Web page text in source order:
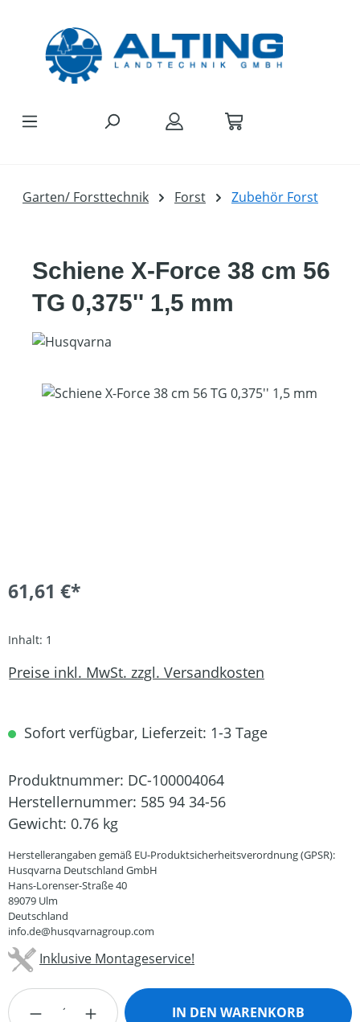
Garten/ Forsttechnik Forst Zubehör Forst
Schiene X-Force 38 cm 56
TG 0,375'' 1,5 mm
Bildergalerie überspringen
61,61 €*
Inhalt: 1
Preise inkl. MwSt. zzgl. Versandkosten
Sofort verfügbar, Lieferzeit: 1-3 Tage
Produktnummer: DC-100004064
Herstellernummer: 585 94 34-56
Gewicht: 0.76 kg
Herstellerangaben gemäß EU-Produktsicherheitsverordnung (GPSR):
Husqvarna Deutschland GmbH
Hans-Lorenser-Straße 40
89079 Ulm
Deutschland
info.de@husqvarnagroup.com
Inklusive Montageservice!
Produkt Anzahl: Gib den gewünschten
IN DEN WARENKORB